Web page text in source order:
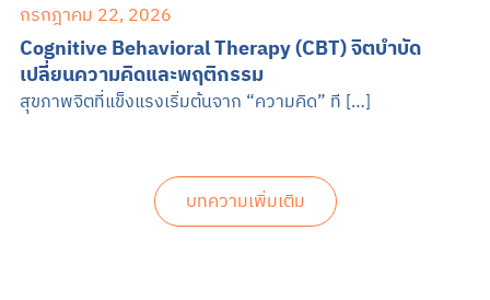
กรกฎาคม 22, 2026
Cognitive Behavioral Therapy (CBT) จิตบำบัด
เปลี่ยนความคิดและพฤติกรรม
สุขภาพจิตที่แข็งแรงเริ่มต้นจาก “ความคิด” ที […]
บทความเพิ่มเติม